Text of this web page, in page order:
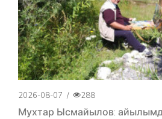
2026-08-07 / 288
Мухтар Ысмайылов: